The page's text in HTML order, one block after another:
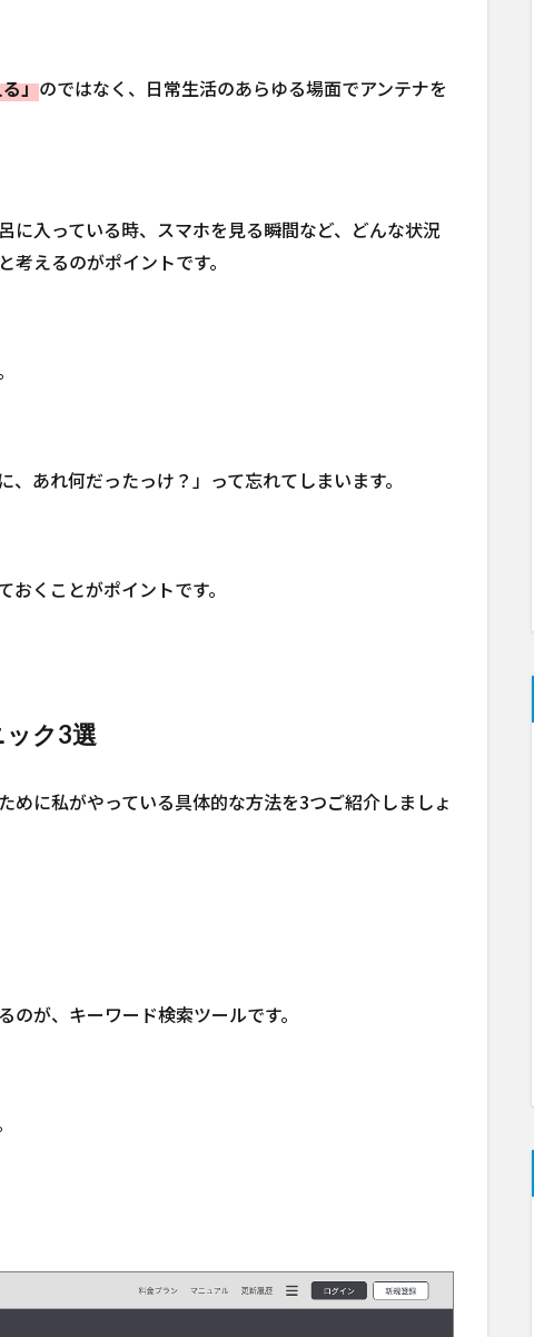
」のではなく、日常生活のあらゆる場面でアンテナを
に入っている時、スマホを見る瞬間など、どんな状況
と考えるのがポイントです。
あれ何だったっけ？」って忘れてしまいます。
くことがポイントです。
ク3選
めに私がやっている具体的な方法を3つご紹介しましょ
が、キーワード検索ツールです。